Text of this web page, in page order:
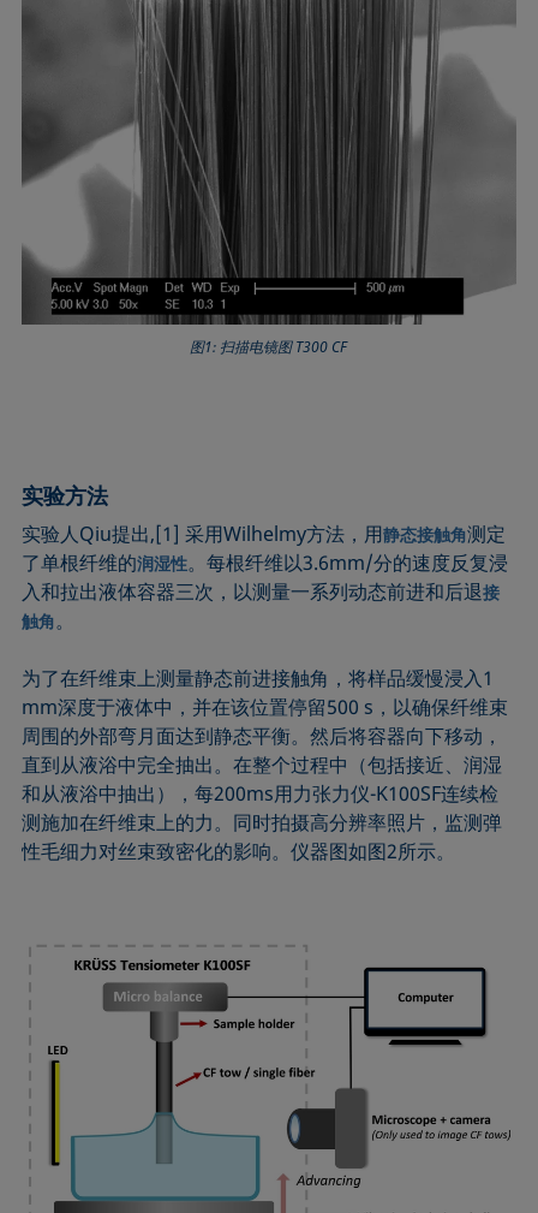
图1: 扫描电镜图 T300 CF
实验方法
实验人Qiu提出,[1] 采用Wilhelmy方法，用静态接触角测定
了单根纤维的润湿性。每根纤维以3.6mm/分的速度反复浸
入和拉出液体容器三次，以测量一系列动态前进和后退接
触角。
为了在纤维束上测量静态前进接触角，将样品缓慢浸入1
mm深度于液体中，并在该位置停留500 s，以确保纤维束
周围的外部弯月面达到静态平衡。然后将容器向下移动，
直到从液浴中完全抽出。在整个过程中（包括接近、润湿
和从液浴中抽出），每200ms用力张力仪-K100SF连续检
测施加在纤维束上的力。同时拍摄高分辨率照片，监测弹
性毛细力对丝束致密化的影响。仪器图如图2所示。